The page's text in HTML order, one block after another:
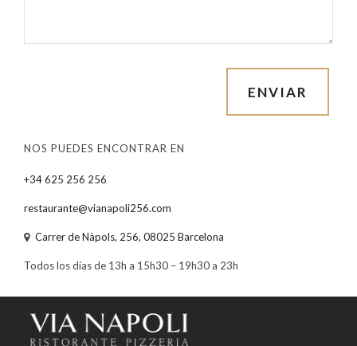
NOS PUEDES ENCONTRAR EN
+34 625 256 256
restaurante@vianapoli256.com
Carrer de Nàpols, 256, 08025 Barcelona
Todos los días de 13h a 15h30 – 19h30 a 23h